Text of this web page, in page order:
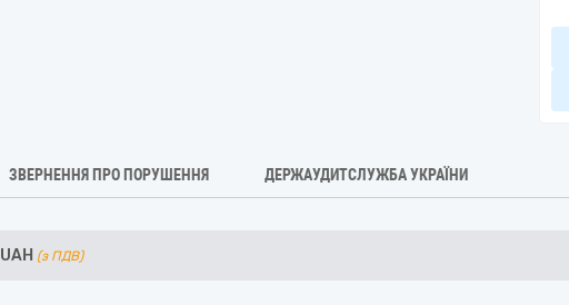
ЗВЕРНЕННЯ ПРО ПОРУШЕННЯ ДЕРЖАУДИТСЛУЖБА УКРАЇНИ
UAH (з ПДВ)